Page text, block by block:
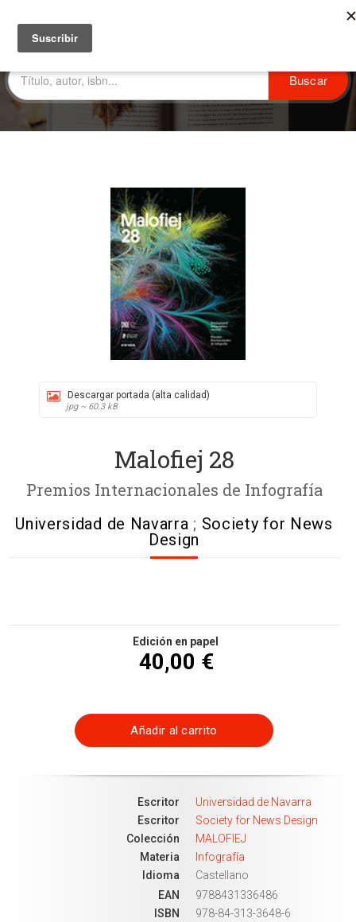
Descargar portada (alta calidad)
jpg ~ 60.3 kB
Malofiej 28
Premios Internacionales de Infografía
Universidad de Navarra ; Society for News
Design
Edición en papel
40,00 €
Añadir al carrito
Escritor
Universidad de Navarra
Escritor
Society for News Design
Colección
MALOFIEJ
Materia
Infografía
Idioma
Castellano
EAN
9788431336486
ISBN
978-84-313-3648-6